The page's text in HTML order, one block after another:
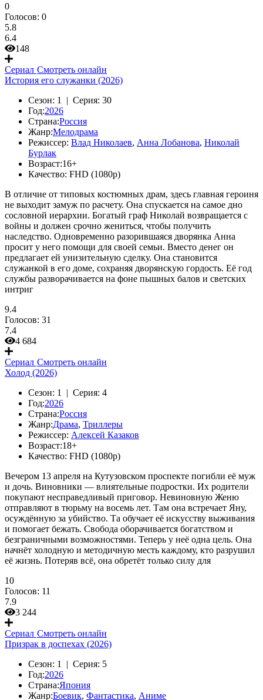
0
Голосов: 0
5.8
6.4
148
Сериал Смотреть онлайн
История его служанки (2026)
Сезон: 1 | Серия: 30
Год:2026
Страна:Россия
Жанр:Мелодрама
Режиссер: Влад Николаев, Анна Лобанова, Николай
Бурлак
Возраст:16+
Качество: FHD (1080p)
В отличие от типовых костюмных драм, здесь главная героиня
не выходит замуж по расчету. Она спускается на самое дно
сословной иерархии. Богатый граф Николай возвращается с
войны и должен срочно жениться, чтобы получить
наследство. Одновременно разорившаяся дворянка Анна
просит у него помощи для своей семьи. Вместо денег он
предлагает ей унизительную сделку. Она становится
служанкой в его доме, сохраняя дворянскую гордость. Её год
службы разворачивается на фоне пышных балов и светских
интриг
9.4
Голосов: 31
7.4
4 684
Сериал Смотреть онлайн
Холод (2026)
Сезон: 1 | Серия: 4
Год:2026
Страна:Россия
Жанр:Драма, Триллеры
Режиссер: Алексей Казаков
Возраст:18+
Качество: FHD (1080p)
Вечером 13 апреля на Кутузовском проспекте погибли её муж
и дочь. Виновники — влиятельные подростки. Их родители
покупают несправедливый приговор. Невиновную Женю
отправляют в тюрьму на восемь лет. Там она встречает Яну,
осуждённую за убийство. Та обучает её искусству выживания
и помогает бежать. Свобода оборачивается богатством и
безграничными возможностями. Теперь у неё одна цель. Она
начнёт холодную и методичную месть каждому, кто разрушил
её жизнь. Потеряв всё, она обретёт только силу для
10
Голосов: 11
7.9
3 244
Сериал Смотреть онлайн
Призрак в доспехах (2026)
Сезон: 1 | Серия: 5
Год:2026
Страна:Япония
Жанр:Боевик, Фантастика, Аниме